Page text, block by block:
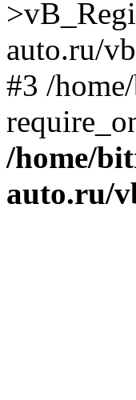
auto.ru/
#3 /
/home/
auto.ru/